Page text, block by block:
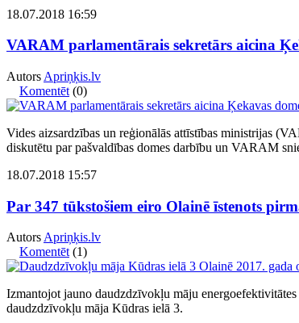
18.07.2018 16:59
VARAM parlamentārais sekretārs aicina
Autors Apriņķis.lv
Komentēt (0)
Vides aizsardzības un reģionālās attīstības ministrijas
diskutētu par pašvaldības domes darbību un VARAM
18.07.2018 15:57
Par 347 tūkstošiem eiro Olainē īstenots
AutorsApriņķis.lv
Komentēt (1)
Izmantojot jauno daudzdzīvokļu māju
daudzdzīvokļu māja Kūdras ielā 3.